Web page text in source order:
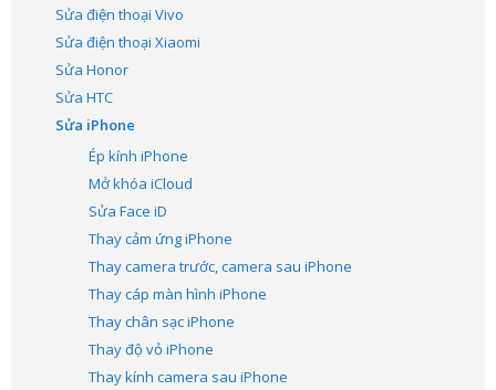
Sửa điện thoại Vivo
Sửa điện thoại Xiaomi
Sửa Honor
Sửa HTC
Sửa iPhone
Ép kính iPhone
Mở khóa iCloud
Sửa Face iD
Thay cảm ứng iPhone
Thay camera trước, camera sau iPhone
Thay cáp màn hình iPhone
Thay chân sạc iPhone
Thay độ vỏ iPhone
Thay kính camera sau iPhone